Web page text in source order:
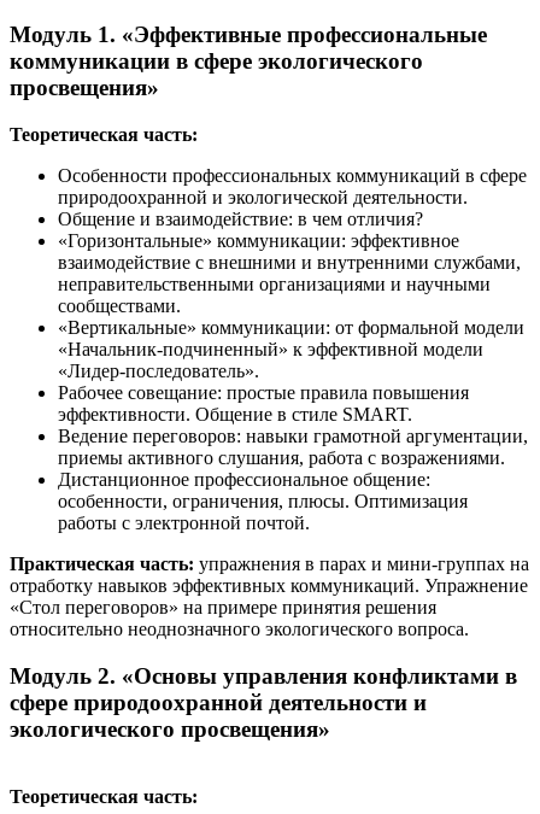
Модуль 1. «Эффективные профессиональные
коммуникации в сфере экологического
просвещения»
Теоретическая часть:
Особенности профессиональных коммуникаций в сфере
природоохранной и экологической деятельности.
Общение и взаимодействие: в чем отличия?
«Горизонтальные» коммуникации: эффективное
взаимодействие с внешними и внутренними службами,
неправительственными организациями и научными
сообществами.
«Вертикальные» коммуникации: от формальной модели
«Начальник-подчиненный» к эффективной модели
«Лидер-последователь».
Рабочее совещание: простые правила повышения
эффективности. Общение в стиле SMART.
Ведение переговоров: навыки грамотной аргументации,
приемы активного слушания, работа с возражениями.
Дистанционное профессиональное общение:
особенности, ограничения, плюсы. Оптимизация
работы с электронной почтой.
Практическая часть: упражнения в парах и мини-группах на
отработку навыков эффективных коммуникаций. Упражнение
«Стол переговоров» на примере принятия решения
относительно неоднозначного экологического вопроса.
Модуль 2. «Основы управления конфликтами в
сфере природоохранной деятельности и
экологического просвещения»
Теоретическая часть: